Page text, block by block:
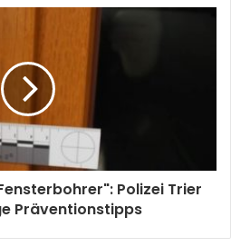
Polizei Trier
Präventionstipps